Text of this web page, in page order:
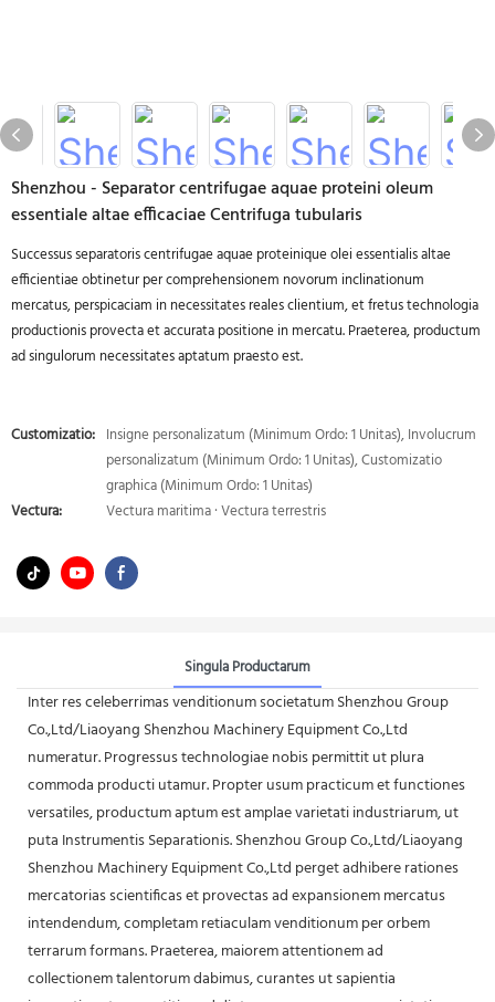
Shenzhou - Separator centrifugae aquae proteini oleum
essentiale altae efficaciae Centrifuga tubularis
Successus separatoris centrifugae aquae proteinique olei essentialis altae
efficientiae obtinetur per comprehensionem novorum inclinationum
mercatus, perspicaciam in necessitates reales clientium, et fretus technologia
productionis provecta et accurata positione in mercatu. Praeterea, productum
ad singulorum necessitates aptatum praesto est.
Customizatio: Insigne personalizatum (Minimum Ordo: 1 Unitas), Involucrum
personalizatum (Minimum Ordo: 1 Unitas), Customizatio
graphica (Minimum Ordo: 1 Unitas)
Vectura:
Vectura maritima · Vectura terrestris
Singula Productarum
Inter res celeberrimas venditionum societatum Shenzhou Group
Co.,Ltd/Liaoyang Shenzhou Machinery Equipment Co.,Ltd
numeratur. Progressus technologiae nobis permittit ut plura
commoda producti utamur. Propter usum practicum et functiones
versatiles, productum aptum est amplae varietati industriarum, ut
puta Instrumentis Separationis. Shenzhou Group Co.,Ltd/Liaoyang
Shenzhou Machinery Equipment Co.,Ltd perget adhibere rationes
mercatorias scientificas et provectas ad expansionem mercatus
intendendum, completam retiaculam venditionum per orbem
terrarum formans. Praeterea, maiorem attentionem ad
collectionem talentorum dabimus, curantes ut sapientia